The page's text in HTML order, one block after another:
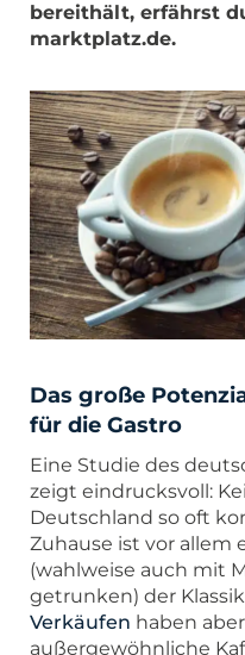
bereithält, erfährst
marktplatz.de.
Das große
für die Gastro
Eine Studie des
zeigt eindrucksvoll:
Deutschland so oft
Zuhause ist vor allem
(wahlweise auch mit
getrunken) der
Verkäufen haben
außergewöhnliche